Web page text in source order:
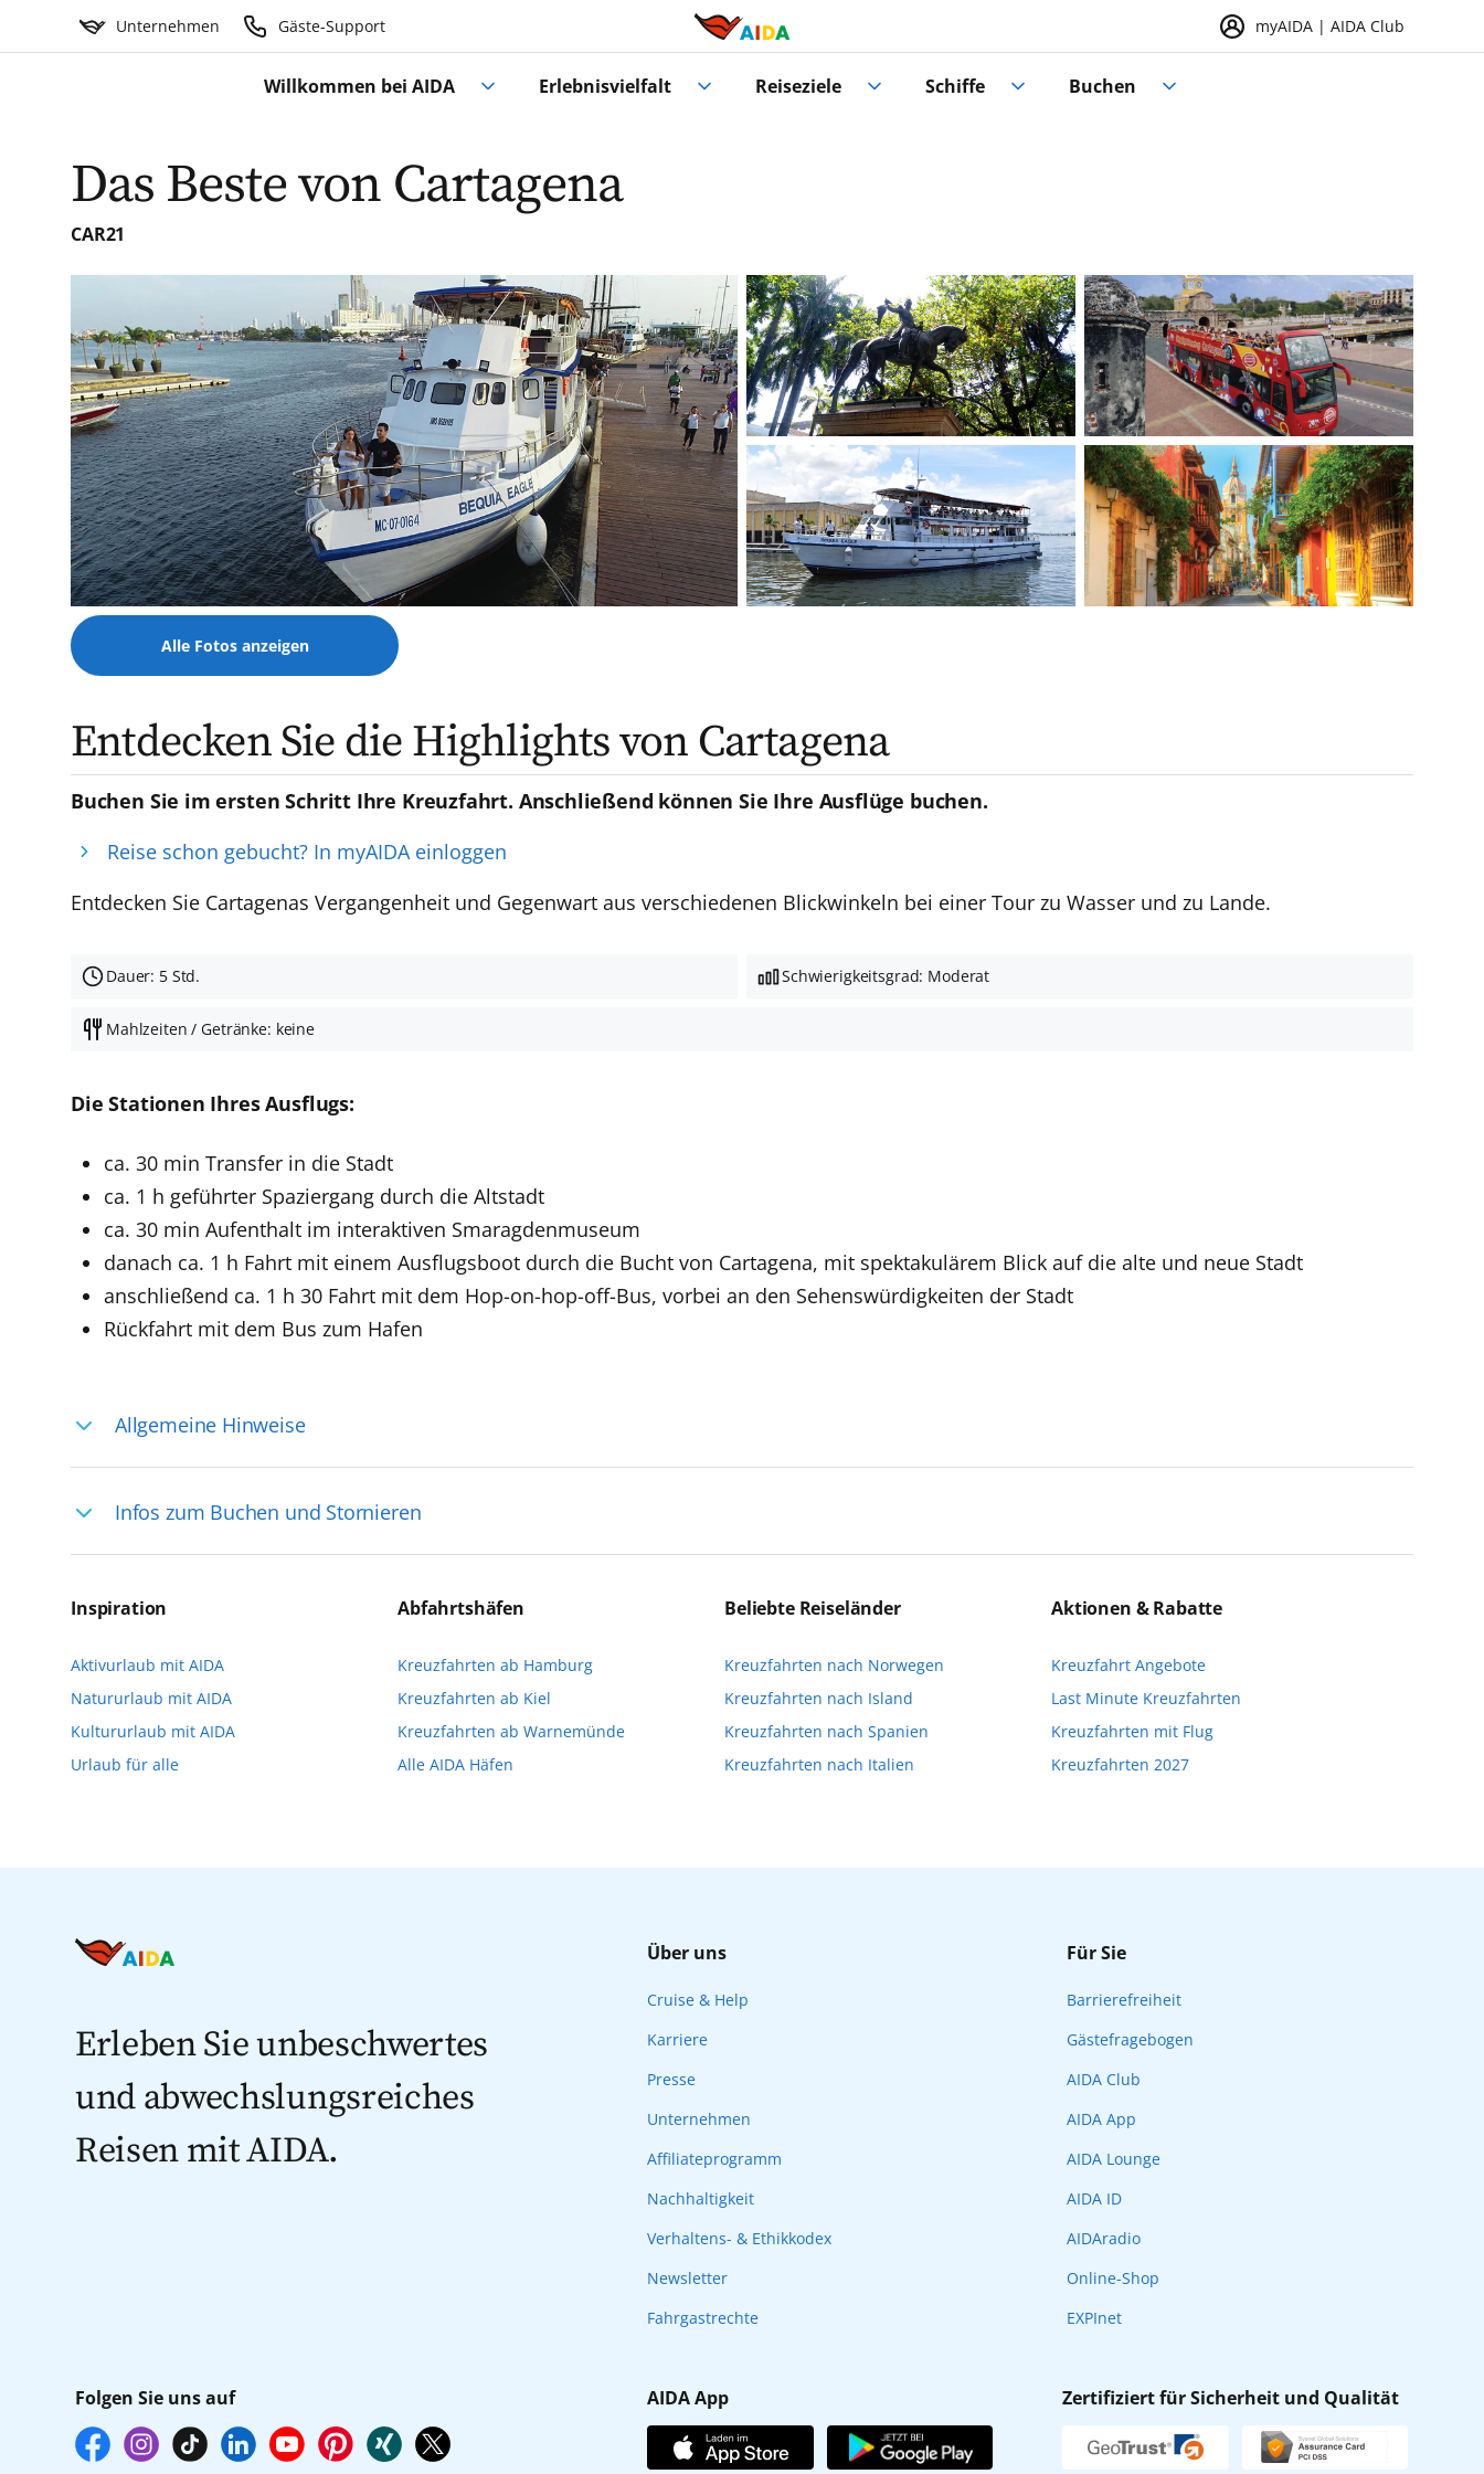
Unternehmen Gäste-Support myAIDA | AIDA Club
Willkommen bei AIDA Erlebnisvielfalt Reiseziele Schiffe Buchen
Das Beste von Cartagena
CAR21
Alle Fotos anzeigen
Entdecken Sie die Highlights von Cartagena
Buchen Sie im ersten Schritt Ihre Kreuzfahrt. Anschließend können Sie Ihre Ausflüge buchen.
Reise schon gebucht? In myAIDA einloggen
Entdecken Sie Cartagenas Vergangenheit und Gegenwart aus verschiedenen Blickwinkeln bei einer Tour zu Wasser und zu Lande.
Dauer: 5 Std. Schwierigkeitsgrad: Moderat
Mahlzeiten / Getränke: keine
Die Stationen Ihres Ausflugs:
ca. 30 min Transfer in die Stadt
ca. 1 h geführter Spaziergang durch die Altstadt
ca. 30 min Aufenthalt im interaktiven Smaragdenmuseum
danach ca. 1 h Fahrt mit einem Ausflugsboot durch die Bucht von Cartagena, mit spektakulärem Blick auf die alte und neue Stadt
anschließend ca. 1 h 30 Fahrt mit dem Hop-on-hop-off-Bus, vorbei an den Sehenswürdigkeiten der Stadt
Rückfahrt mit dem Bus zum Hafen
Allgemeine Hinweise
selten, sodass dort englischsprachige Expert:innen die Ausflüge führen. Beide Optionen bieten einzigartige Perspektiven und bereichern
das Reiseerlebnis
Infos zum Buchen und Stornieren
Reservierungsanfrage über aida.de/myaida stellen oder direkt an Bord eine Buchung vornehmen. Wir möchten Sie darauf hinweisen, dass
Verfügung stehen. Deshalb empfehlen wir Ihnen, die Reservierung Ihrer Lieblingsausflüge vor Reisebeginn online über myAIDA
vorzunehmen.
Inspiration
Aktivurlaub mit AIDA
Natururlaub mit AIDA
Kultururlaub mit AIDA
Urlaub für alle
Abfahrtshäfen
Kreuzfahrten ab Hamburg
Kreuzfahrten ab Kiel
Kreuzfahrten ab Warnemünde
Alle AIDA Häfen
Beliebte Reiseländer
Kreuzfahrten nach Norwegen
Kreuzfahrten nach Island
Kreuzfahrten nach Spanien
Kreuzfahrten nach Italien
Aktionen & Rabatte
Kreuzfahrt Angebote
Last Minute Kreuzfahrten
Kreuzfahrten mit Flug
Kreuzfahrten 2027
Erleben Sie unbeschwertes
und abwechslungsreiches
Reisen mit AIDA.
Folgen Sie uns auf
Über uns
Cruise & Help
Karriere
Presse
Unternehmen
Affiliateprogramm
Nachhaltigkeit
Verhaltens- & Ethikkodex
Newsletter
Fahrgastrechte
Für Sie
Barrierefreiheit
Gästefragebogen
AIDA Club
AIDA App
AIDA Lounge
AIDA ID
AIDAradio
Online-Shop
EXPInet
AIDA App Zertifiziert für Sicherheit und Qualität